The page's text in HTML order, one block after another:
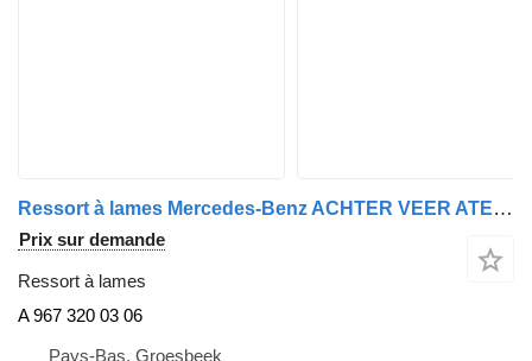
Ressort à lames Mercedes-Benz ACHTER VEER ATEGO EURO 6 RECHT EN LINKS A 967 320 03 06 pour camion
Prix sur demande
Ressort à lames
A 967 320 03 06
Pays-Bas, Groesbeek